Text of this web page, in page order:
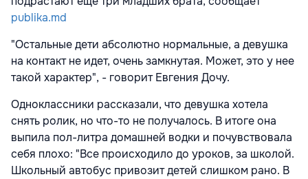
publika.md
"Остальные дети абсолютно нормальные, а девушка
на контакт не идет, очень замкнутая. Может, это у нее
такой характер", - говорит Евгения Дочу.
Одноклассники рассказали, что девушка хотела
снять ролик, но что-то не получалось. В итоге она
выпила пол-литра домашней водки и почувствовала
себя плохо: "Все происходило до уроков, за школой.
Школьный автобус привозит детей слишком рано. В